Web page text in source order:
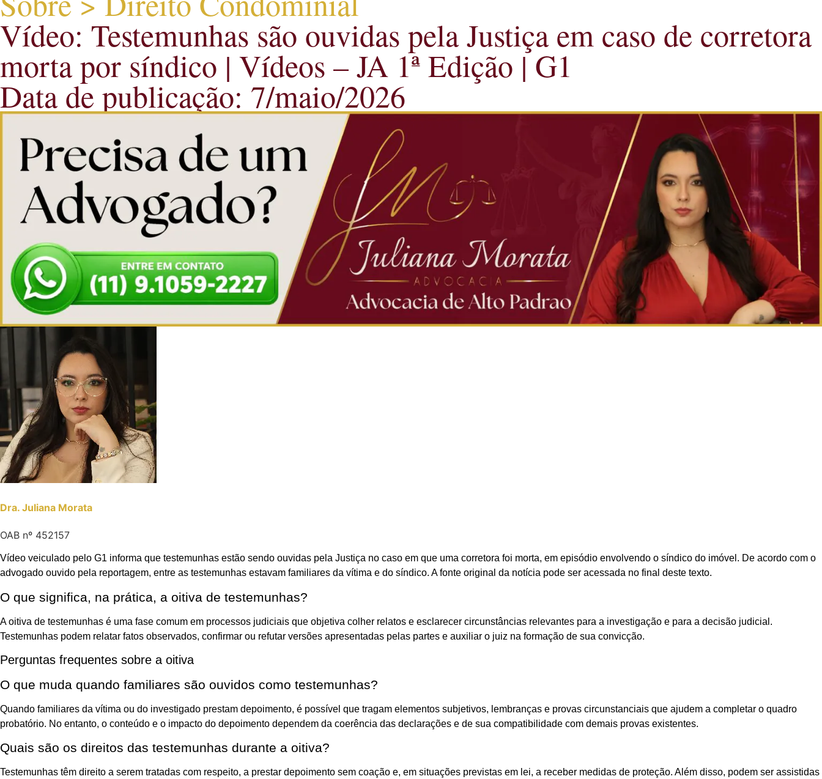
Vídeo: Testemunhas são ouvidas pela Justiça em caso de corretora
morta por síndico | Vídeos – JA 1ª Edição | G1
Data de publicação: 7/maio/2026
Dra. Juliana Morata
OAB nº 452157
Vídeo veiculado pelo G1 informa que testemunhas estão sendo ouvidas pela Justiça no caso em que uma corretora foi morta, em episódio envolvendo o síndico do imóvel. De acordo com o
advogado ouvido pela reportagem, entre as testemunhas estavam familiares da vítima e do síndico. A fonte original da notícia pode ser acessada no final deste texto.
O que significa, na prática, a oitiva de testemunhas?
A oitiva de testemunhas é uma fase comum em processos judiciais que objetiva colher relatos e esclarecer circunstâncias relevantes para a investigação e para a decisão judicial.
Testemunhas podem relatar fatos observados, confirmar ou refutar versões apresentadas pelas partes e auxiliar o juiz na formação de sua convicção.
Perguntas frequentes sobre a oitiva
O que muda quando familiares são ouvidos como testemunhas?
Quando familiares da vítima ou do investigado prestam depoimento, é possível que tragam elementos subjetivos, lembranças e provas circunstanciais que ajudem a completar o quadro
probatório. No entanto, o conteúdo e o impacto do depoimento dependem da coerência das declarações e de sua compatibilidade com demais provas existentes.
Quais são os direitos das testemunhas durante a oitiva?
Testemunhas têm direito a serem tratadas com respeito, a prestar depoimento sem coação e, em situações previstas em lei, a receber medidas de proteção. Além disso, podem ser assistidas